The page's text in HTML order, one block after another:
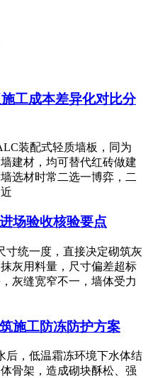
工成本差异化对比分
装配式轻质墙板，同为
建材，均可替代红砖做建
选材时常二选一博弈，二
场验收核验要点
寸统一度，直接决定砌筑灰
灰用料量，尺寸偏差超标
灰缝宽窄不一，墙体受力
施工防冻防护方案
后，低温霜冻环境下水体结
骨架，造成砌块酥松、强